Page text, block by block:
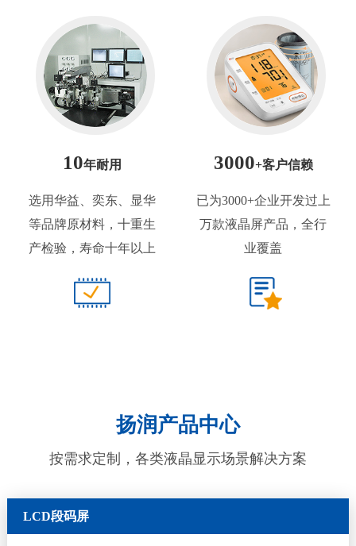
10年耐用
选用华益、奕东、显华
等品牌原材料，十重生
产检验，寿命十年以上
3000+客户信赖
已为3000+企业开发过上
万款液晶屏产品，全行
业覆盖
扬润产品中心
按需求定制，各类液晶显示场景解决方案
LCD段码屏